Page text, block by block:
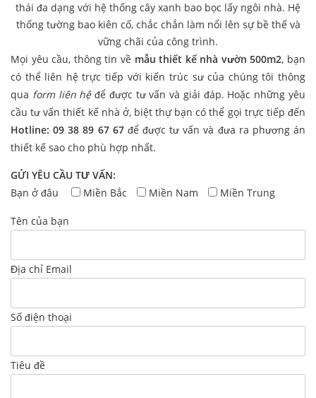
thái đa dạng với hệ thống cây xanh bao bọc lấy ngôi nhà. Hệ
thống tường bao kiên cố, chắc chắn làm nổi lên sự bề thế và
vững chãi của công trình.
Mọi yêu cầu, thông tin về mẫu thiết kế nhà vườn 500m2, bạn
có thể liên hệ trực tiếp với kiến trúc sư của chúng tôi thông
qua form liên hệđể được tư vấn và giải đáp. Hoặc những yêu
cầu tư vấn thiết kế nhà ở, biệt thự bạn có thể gọi trực tiếp đến
Hotline: 09 38 89 67 67để được tư vấn và đưa ra phương án
thiết kế sao cho phù hợp nhất.
GỬI YÊU CẦU TƯ VẤN:
Bạn ở đâu
Miền Bắc Miền Nam Miền Trung
Tên của bạn
Địa chỉ Email
Số điện thoại
Tiêu đề